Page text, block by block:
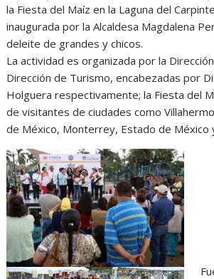
la Fiesta del Maíz en la Laguna del
inaugurada por la Alcaldesa Magdalena
deleite de grandes y chicos.
La actividad es organizada por la
Dirección de Turismo, encabezadas por
Holguera respectivamente; la Fiesta del
de visitantes de ciudades como
de México, Monterrey, Estado de México